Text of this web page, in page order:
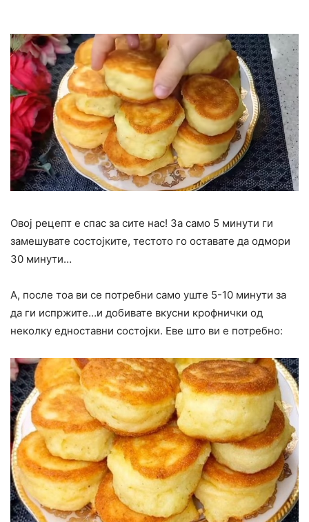
Овој рецепт е спас за сите нас! За само 5 минути ги
замешувате состојките, тестото го оставате да одмори
30 минути…
А, после тоа ви се потребни само уште 5-10 минути за
да ги испржите…и добивате вкусни крофнички од
неколку едноставни состојки. Еве што ви е потребно: